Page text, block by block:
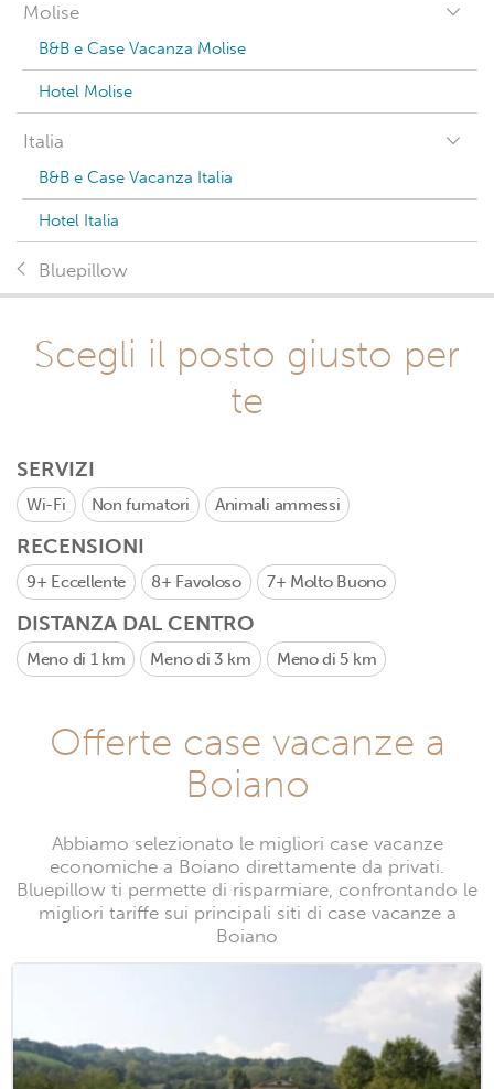
Molise
B&B e Case Vacanza Molise
Hotel Molise
Italia
B&B e Case Vacanza Italia
Hotel Italia
Bluepillow
Scegli il posto giusto per
te
SERVIZI
Wi-Fi Non fumatori Animali ammessi
RECENSIONI
9+ Eccellente 8+ Favoloso 7+ Molto Buono
DISTANZA DAL CENTRO
Meno di 1 km Meno di 3 km Meno di 5 km
Offerte case vacanze a
Boiano
Abbiamo selezionato le migliori case vacanze
economiche a Boiano direttamente da privati.
Bluepillow ti permette di risparmiare, confrontando le
migliori tariffe sui principali siti di case vacanze a
Boiano